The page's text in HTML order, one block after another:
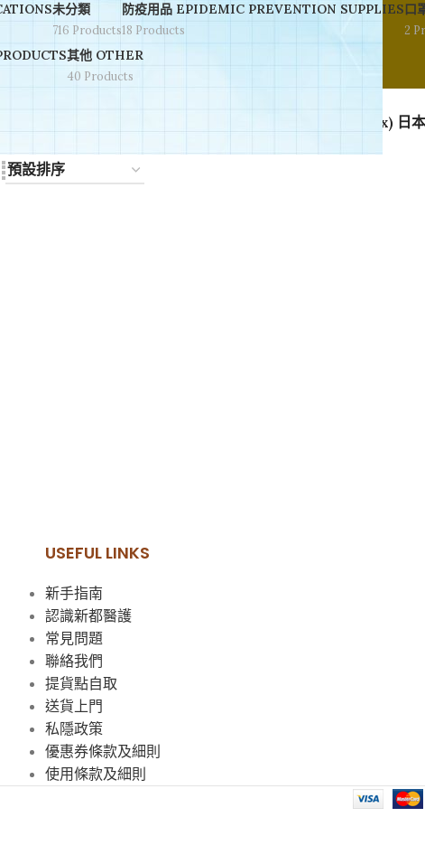
未分類
716 Products
防疫用品 EPIDEMIC PREVENTION SUPPLIES
18 Products
口
2
其他 OTHER
40 Products
糖紙 (50張/盒) "Bayer" Contour Plus Strips (50pcs/box) 日
USEFUL LINKS
新手指南
認識新都醫護
常見問題
聯絡我們
提貨點自取
送貨上門
私隱政策
優惠券條款及細則
使用條款及細則